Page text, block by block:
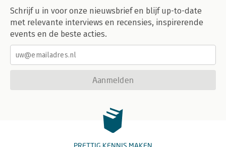
Schrijf u in voor onze nieuwsbrief en blijf up-to-date
met relevante interviews en recensies, inspirerende
events en de beste acties.
Aanmelden
PRETTIG KENNIS MAKEN